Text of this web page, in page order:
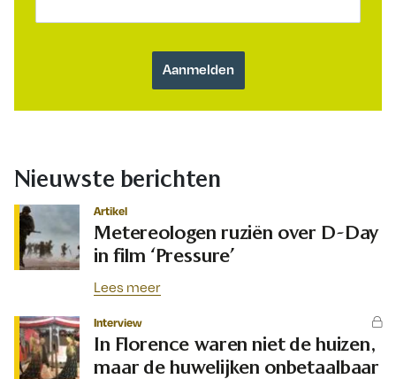
Nieuwste berichten
Artikel
Metereologen ruziën over D-Day
in film ‘Pressure’
Lees meer
Interview
In Florence waren niet de huizen,
maar de huwelijken onbetaalbaar